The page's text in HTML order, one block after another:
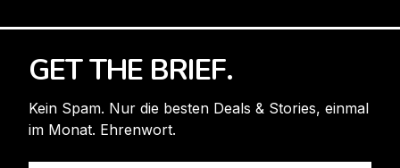
GET THE BRIEF.
Kein Spam. Nur die besten Deals & Stories, einmal
im Monat. Ehrenwort.